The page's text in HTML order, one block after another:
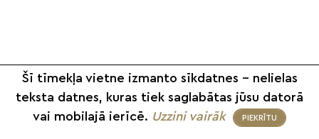
Šī tīmekļa vietne izmanto sīkdatnes – nelielas
teksta datnes, kuras tiek saglabātas jūsu datorā
vai mobilajā ierīcē. Uzzini vairāk PIEKRĪTU